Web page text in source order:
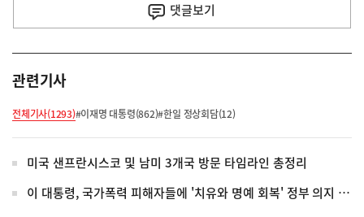
댓글보기
관련기사
전체기사(1293)#이재명 대통령(862)#한일 정상회담(12)
미국 샌프란시스코 및 남미 3개국 방문 타임라인 총정리
이 대통령, 국가폭력 피해자들에 '치유와 명예 회복' 정부 의지 전달